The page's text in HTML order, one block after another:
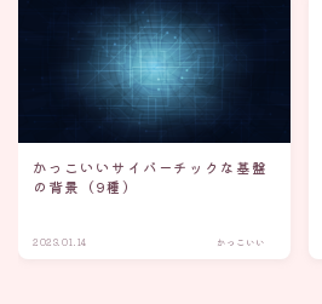
かっこいいサイバーチックな基盤
の背景（9種）
2023.01.14 かっこいい